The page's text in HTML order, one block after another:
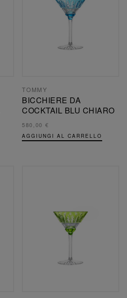
TOMMY
BICCHIERE DA
COCKTAIL BLU CHIARO
580,00 €
AGGIUNGI AL CARRELLO